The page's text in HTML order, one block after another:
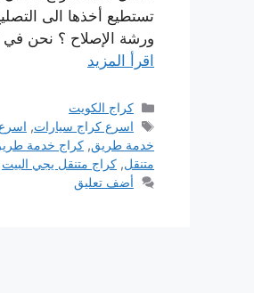
تستطيع أخذها الى
ورشة الإصلاح ؟ نحن في
اقرأ المزيد
التصنيفات
كراج الكويت
الوسوم
اسرع كراج سيارات,
خدمة طريق, كراج خدمة
متنقل, كراج متنقل يجي البيت
أضف تعليق